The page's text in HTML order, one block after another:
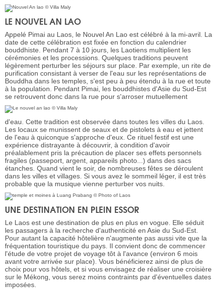
LE NOUVEL AN LAO
Appelé Pimai au Laos, le Nouvel An Lao est célébré à la mi-avril. La
date de cette célébration est fixée en fonction du calendrier
bouddhiste. Pendant 7 à 10 jours, les Laotiens multiplient les
cérémonies et les processions. Quelques traditions peuvent
légèrement perturber les séjours sur place. Par exemple, un rite de
purification consistant à verser de l'eau sur les représentations de
Bouddha dans les temples, s'est peu à peu étendu à la rue et toute
à la population. Pendant Pimai, les bouddhistes d'Asie du Sud-Est
se retrouvent donc dans la rue pour s'arroser mutuellement
d'eau. Cette tradition est observée dans toutes les villes du Laos.
Les locaux se munissent de seaux et de pistolets à eau et jettent
de l'eau à quiconque s'approche d'eux. Ce rituel festif est une
expérience distrayante à découvrir, à condition d'avoir
préalablement pris la précaution de placer ses effets personnels
fragiles (passeport, argent, appareils photo...) dans des sacs
étanches. Quand vient le soir, de nombreuses fêtes se déroulent
dans les villes et villages. Si vous avez le sommeil léger, il est très
probable que la musique vienne perturber vos nuits.
UNE DESTINATION EN PLEIN ESSOR
Le Laos est une destination de plus en plus en vogue. Elle séduit
les passagers à la recherche d'authenticité en Asie du Sud-Est.
Pour autant la capacité hôtelière n'augmente pas aussi vite que la
fréquentation touristique du pays. Il convient donc de commencer
l'étude de votre projet de voyage tôt à l'avance (environ 6 mois
avant votre arrivée sur place). Vous bénéficierez ainsi de plus de
choix pour vos hôtels, et si vous envisagez de réaliser une croisière
sur le Mékong, vous serez moins contraints par d'éventuelles dates
imposées.